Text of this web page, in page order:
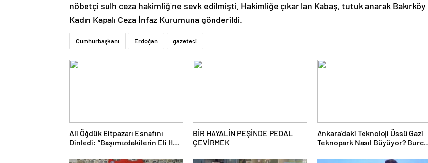
nöbetçi sulh ceza hakimliğine sevk edilmişti. Hakimliğe çıkarılan Kabaş, tutuklanarak Bakırköy
Kadın Kapalı Ceza İnfaz Kurumuna gönderildi.
Cumhurbaşkanı Erdoğan gazeteci
Ali Öğdük Bitpazarı Esnafını
Dinledi: “Başımızdakilerin Eli Her
BİR HAYALİN PEŞİNDE PEDAL
ÇEVİRMEK
Ankara’daki Teknoloji Üssü Gazi
Teknopark Nasıl Büyüyor? Burcu